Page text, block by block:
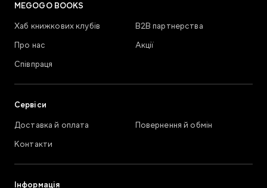
MEGOGO BOOKS
Хаб книжкових клубів
В2В партнерства
Про нас
Акції
Співпраця
Сервіси
Доставка й оплата
Повернення й обмін
Контакти
Інформація